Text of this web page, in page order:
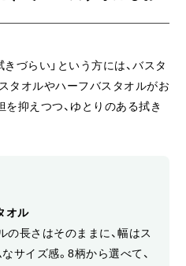
づらい」という方には、バスタ
タオルやハーフバスタオルがお
抑えつつ、ゆとりのある拭き
オル
の長さはそのままに、幅はス
サイズ感。8柄から選べて、